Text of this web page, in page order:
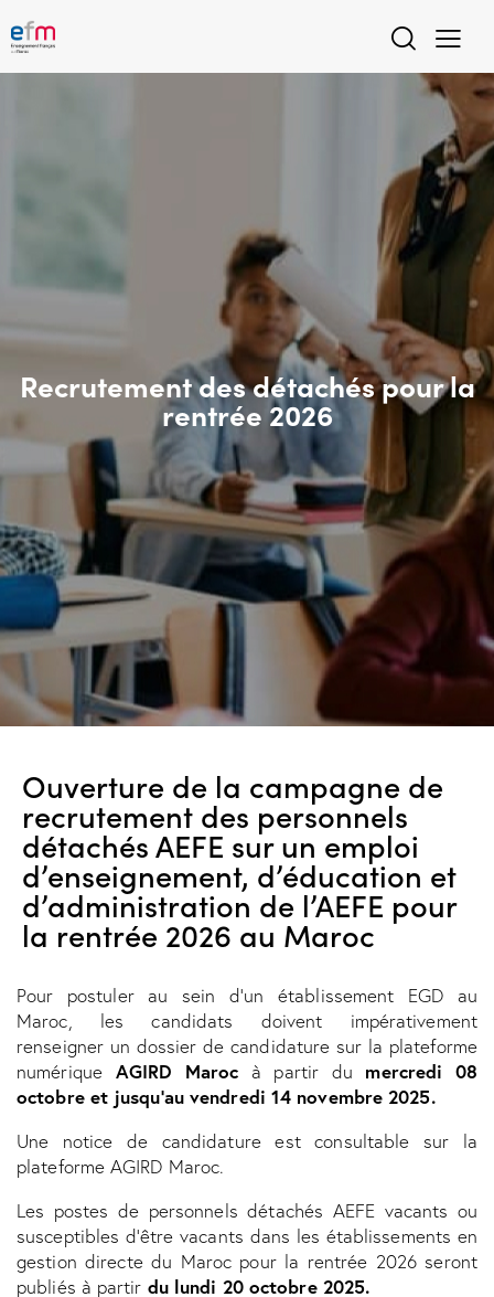
Recrutement des détachés pour la
rentrée 2026
Ouverture de la campagne de
recrutement des personnels
détachés AEFE sur un emploi
d’enseignement, d’éducation et
d’administration de l’AEFE pour
la rentrée 2026 au Maroc
Pour postuler au sein d’un établissement EGD au
Maroc, les candidats doivent impérativement
renseigner un dossier de candidature sur la plateforme
numérique AGIRD Maroc à partir du mercredi 08
octobre et jusqu’au vendredi 14 novembre 2025.
Une notice de candidature est consultable sur la
plateforme AGIRD Maroc.
Les postes de personnels détachés AEFE vacants ou
susceptibles d’être vacants dans les établissements en
gestion directe du Maroc pour la rentrée 2026 seront
publiés à partir du lundi 20 octobre 2025.